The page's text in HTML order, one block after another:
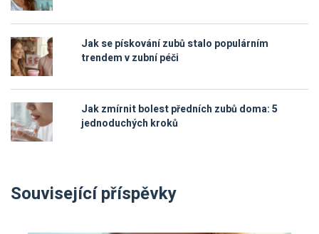
Jak se pískování zubů stalo populárním
trendem v zubní péči
Jak zmírnit bolest předních zubů doma: 5
jednoduchých kroků
Související příspěvky